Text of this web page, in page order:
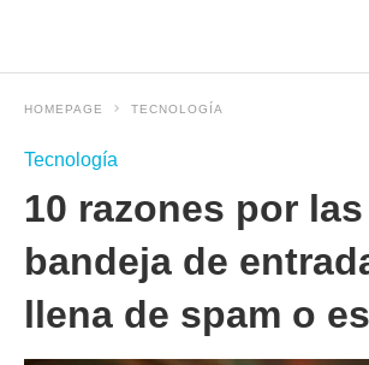
HOMEPAGE TECNOLOGÍA
Tecnología
10 razones por
bandeja de
llena de spam o